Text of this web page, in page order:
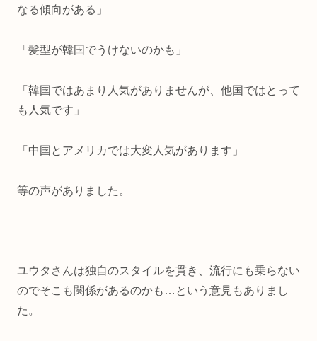
なる傾向がある」
「髪型が韓国でうけないのかも」
「韓国ではあまり人気がありませんが、他国ではとって
も人気です」
「中国とアメリカでは大変人気があります」
等の声がありました。
ユウタさんは独自のスタイルを貫き、流行にも乗らない
のでそこも関係があるのかも…という意見もありまし
た。